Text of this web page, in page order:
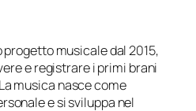
musicale dal 2015,
e registrare i primi brani
musica nasce come
e si sviluppa nel